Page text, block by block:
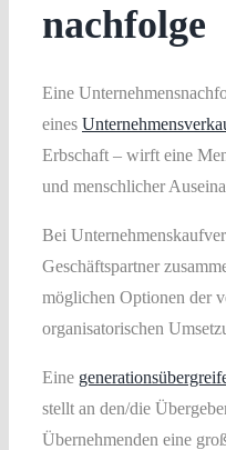
nachfolge
Eine
eines
Erbschaft – wirft eine
und menschlicher
Bei
Geschäftspartner
möglichen Optionen der
organisatorischen
Eine
stellt an den/die
Übernehmenden eine